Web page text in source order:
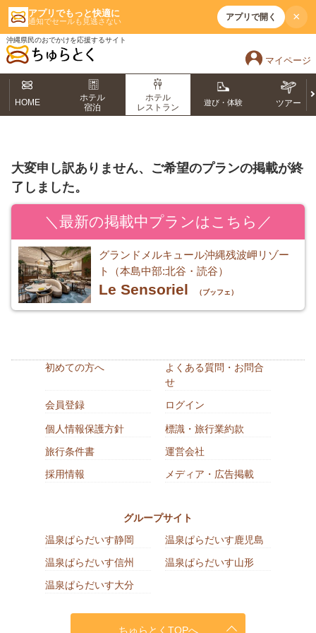
アプリでもっと快適に
通知でセールも見逃さない アプリで開く ×
沖縄県民のおでかけを応援するサイト
マイページ
HOME
ホテル
宿泊
ホテル
レストラン
遊び・体験 ツアー
大変申し訳ありません、ご希望のプランの掲載が終
了しました。
＼最新の掲載中プランはこちら／
グランドメルキュール沖縄残波岬リゾー
ト（本島中部:北谷・読谷）
Le Sensoriel （ブッフェ）
初めての方へ
よくある質問・お問合
せ
会員登録
ログイン
個人情報保護方針
標識・旅行業約款
旅行条件書
運営会社
採用情報
メディア・広告掲載
グループサイト
温泉ぱらだいす静岡
温泉ぱらだいす鹿児島
温泉ぱらだいす信州
温泉ぱらだいす山形
温泉ぱらだいす大分
ちゅらとくTOPへ